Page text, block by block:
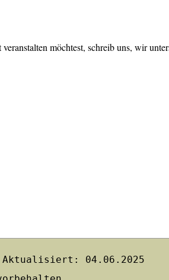
möchtest, schreib uns, wir
04.06.2025